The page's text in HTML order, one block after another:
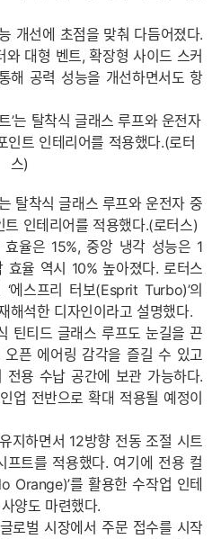
개선에 초점을 맞춰 다듬어졌다.
대형 벤트, 확장형 사이드 스커
해 공력 성능을 개선하면서도 항
탈착식 글래스 루프와 운전자 중
인테리어를 적용했다.(로터스)
율은 15%, 중앙 냉각 성능은 1
효율 역시 10% 높아졌다. 로터스
에스프리 터보(Esprit Turbo)’의
해석한 디자인이라고 설명했다.
틴티드 글래스 루프도 눈길을 끈
픈 에어링 감각을 즐길 수 있고
용 수납 공간에 보관 가능하다.
업 전반으로 확대 적용될 예정이
지하면서 12방향 전동 조절 시트
트를 적용했다. 여기에 전용 컬
Orange)’를 활용한 수작업 인테
양도 마련했다.
로벌 시장에서 주문 접수를 시작